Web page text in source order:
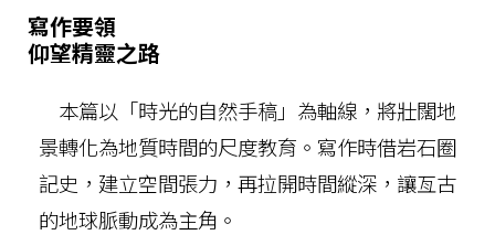
寫作要領
仰望精靈之路
本篇以「時光的自然手稿」為軸線，將壯闊地
景轉化為地質時間的尺度教育。寫作時借岩石圈
記史，建立空間張力，再拉開時間縱深，讓亙古
的地球脈動成為主角。